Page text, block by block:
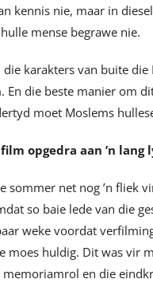
kennis nie, maar in
mense begrawe nie.
karakters van buite
die beste manier om
moet Moslems
opgedra aan ’n lang
sommer net nog ’n fliek
so baie lede van die
weke voordat
moes huldig. Dit was vir
en die